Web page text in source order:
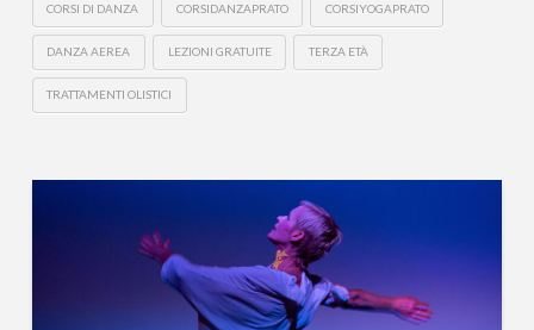
CORSI DI DANZA CORSIDANZAPRATO CORSIYOGAPRATO
DANZA AEREA LEZIONI GRATUITE TERZA ETÀ
TRATTAMENTI OLISTICI